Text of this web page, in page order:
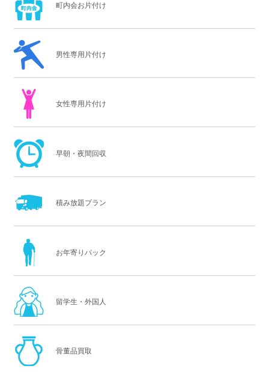
町内会お片付け
男性専用片付け
女性専用片付け
早朝・夜間回収
積み放題プラン
お年寄りパック
留学生・外国人
骨董品買取